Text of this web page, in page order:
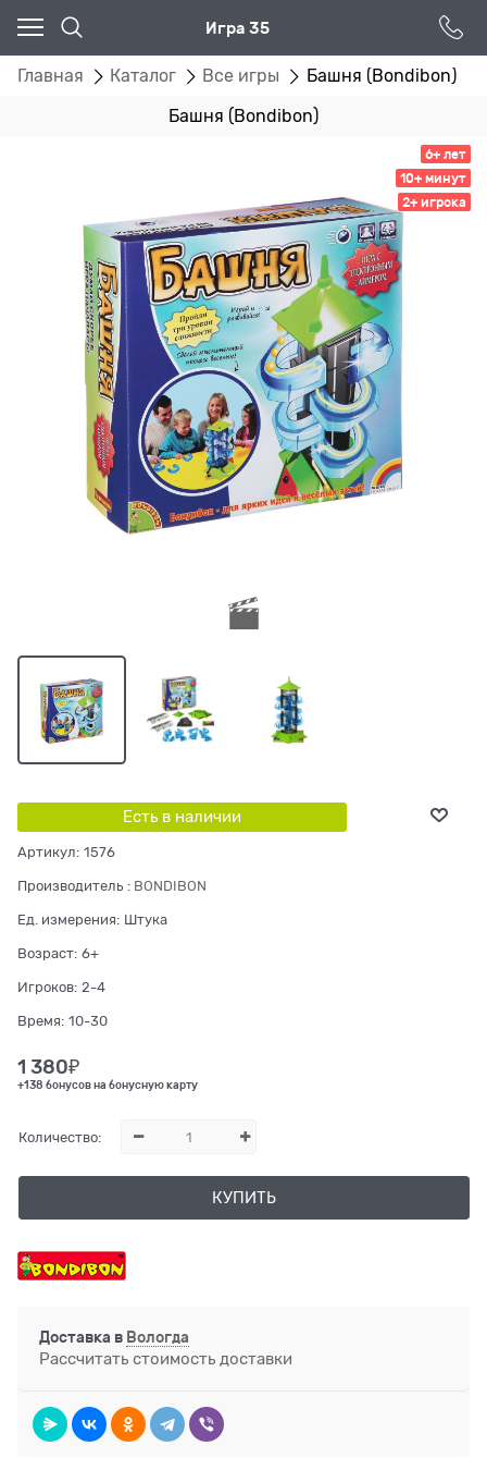
Игра 35
Главная Каталог Все игры Башня (Bondibon)
Башня (Bondibon)
6+ лет
10+ минут
2+ игрока
Есть в наличии
Артикул: 1576
Производитель : BONDIBON
Ед. измерения: Штука
Возраст: 6+
Игроков: 2-4
Время: 10-30
1 380₽
+138 бонусов на бонусную карту
Количество:
КУПИТЬ
Доставка в Вологда
Рассчитать стоимость доставки